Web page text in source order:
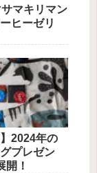
マキリマン
ヒーゼリ
】2024年の
プレゼン
開！